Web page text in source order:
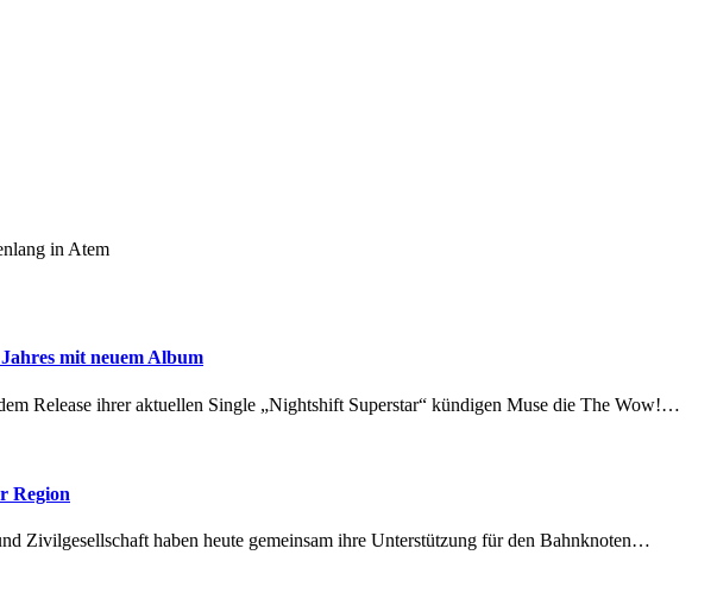
in Atem
mit neuem Album
Release ihrer aktuellen Single „Nightshift Superstar“ kündigen Muse die The Wow!…
Region
Zivilgesellschaft haben heute gemeinsam ihre Unterstützung für den Bahnknoten…